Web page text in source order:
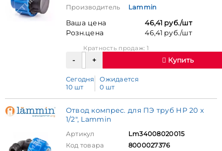
Производитель
Lammin
Ваша цена
46,41 руб./шт
Розн.цена
46,41 руб./шт
Кратность продаж: 1
Купить
Сегодня
10 шт
Ожидается
0 шт
Отвод компрес. для ПЭ труб НР 20 x
1/2", Lammin
Артикул
Lm34008020015
Код товара
8000027376